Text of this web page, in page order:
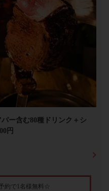
ー含む80種ドリンク＋シ
円
約で1名様無料☆